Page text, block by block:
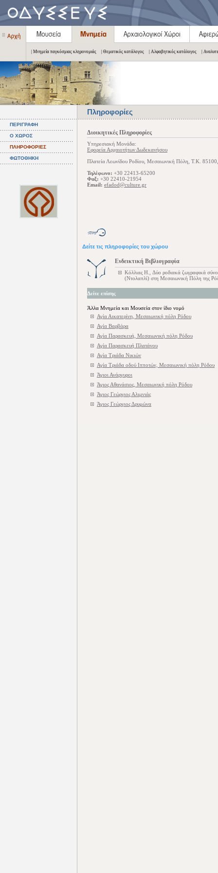
| Μνημεία παγκόσμιας κληρονομιάς | Θεματικός κατάλογος | Αλφαβητικός κατάλογος |
Πληροφορίες
ΠΕΡΙΓΡΑΦΗ
Ο ΧΩΡΟΣ
ΠΛΗΡΟΦΟΡΙΕΣ
ΦΩΤΟΘΗΚΗ
Διοικητικές Πληροφορίες
Υπηρεσιακή Μονάδα:
Εφορεία Αρχαιοτήτων Δωδεκανήσου
Πλατεία Λεωνίδου Ροδίου, Mεσαιωνική Πόλη, Τ.Κ.
Τηλέφωνο: +30 22413-65200
Φαξ: +30 22410-21954
Email: efadod@culture.gr
Δείτε τις πληροφορίες του χώρου
Ενδεικτική Βιβλιογραφία
Κόλλιας Η., Δύο ροδιακά ζωγραφικά
(Ντολαπλί) στη Μεσαιωνική Πόλη της
Δείτε επίσης
Άλλα Μνημεία και Μουσεία στον ίδιο νομό
Αγία Αικατερίνη, Μεσαιωνική πόλη Ρόδου
Αγία Βαρβάρα
Αγία Παρασκευή, Μεσαιωνική πόλη Ρόδου
Αγία Παρασκευή Πλατάνου
Αγία Τριάδα Νικιών
Αγία Τριάδα οδού Ιπποτών, Μεσαιωνική πόλη Ρόδου
Άγιοι Ανάργυροι
Άγιος Αθανάσιος, Μεσαιωνική πόλη Ρόδου
Άγιος Γεώργιος Αλιμνιάς
Άγιος Γεώργιος Δρυμώνα